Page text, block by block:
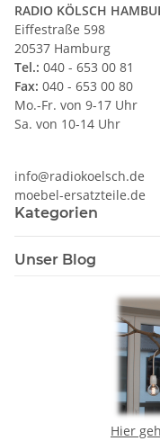
RADIO KÖLSCH
Eiffestraße 598
20537 Hamburg
Tel.: 040 - 653 00 81
Fax: 040 - 653 00 80
Mo.-Fr. von 9-17 Uhr
Sa. von 10-14 Uhr
info@radiokoelsch.de
moebel-ersatzteile.de
Kategorien
Unser Blog
Hier